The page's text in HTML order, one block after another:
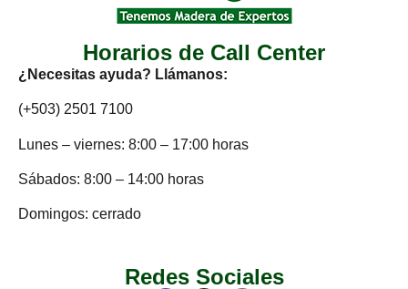
Horarios de Call Center
¿Necesitas ayuda? Llámanos:
(+503) 2501 7100
Lunes – viernes: 8:00 – 17:00 horas
Sábados: 8:00 – 14:00 horas
Domingos: cerrado
Redes Sociales